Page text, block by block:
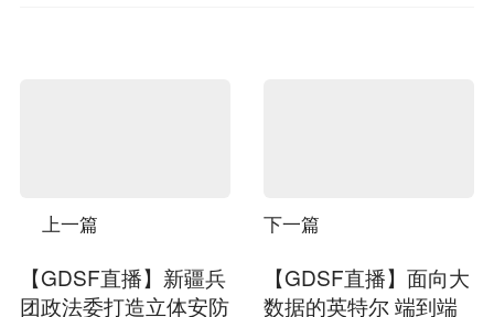
上一篇
【GDSF直播】新疆兵
团政法委打造立体安防
下一篇
【GDSF直播】面向大
数据的英特尔 端到端